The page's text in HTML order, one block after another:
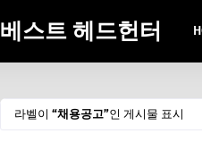
베스트 헤드헌터
라벨이 채용공고 인 게시물 표시